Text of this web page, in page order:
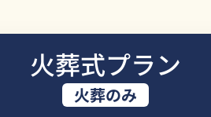
火葬式プラン
火葬のみ